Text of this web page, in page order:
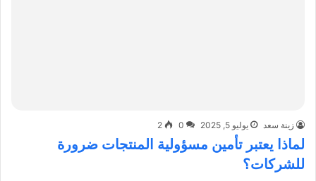
زينة سعد يوليو 5, 2025 0
2
لماذا يعتبر تأمين مسؤولية المنتجات ضرورة
للشركات؟